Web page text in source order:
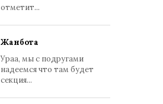
отметит...
Жанбота
Ураа, мы с подругами
надеемся что там будет
секция...